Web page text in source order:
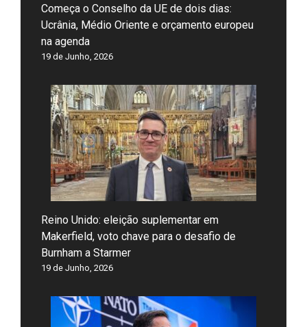
Começa o Conselho da UE de dois dias:
Ucrânia, Médio Oriente e orçamento europeu
na agenda
19 de Junho, 2026
Reino Unido: eleição suplementar em
Makerfield, voto chave para o desafio de
Burnham a Starmer
19 de Junho, 2026